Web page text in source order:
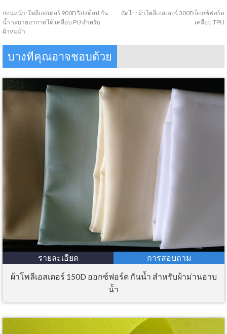
ก่อนหน้า: โพลีเอสเตอร์ 900D ริปสต็อป กัน
น้ำ ระบายอากาศได้ เคลือบ PU สำหรับ
ผ้าห่มม้า
ถัดไป: ผ้าโพลีเอสเตอร์ 300D อ็อกซ์ฟอร์ด
เคลือบ TPU
บางทีคุณอาจชอบด้วย
รายละเอียด
การสอบถาม
ผ้าโพลีเอสเตอร์ 150D ออกซ์ฟอร์ด กันน้ำ สำหรับผ้าม่านอาบ
น้ำ